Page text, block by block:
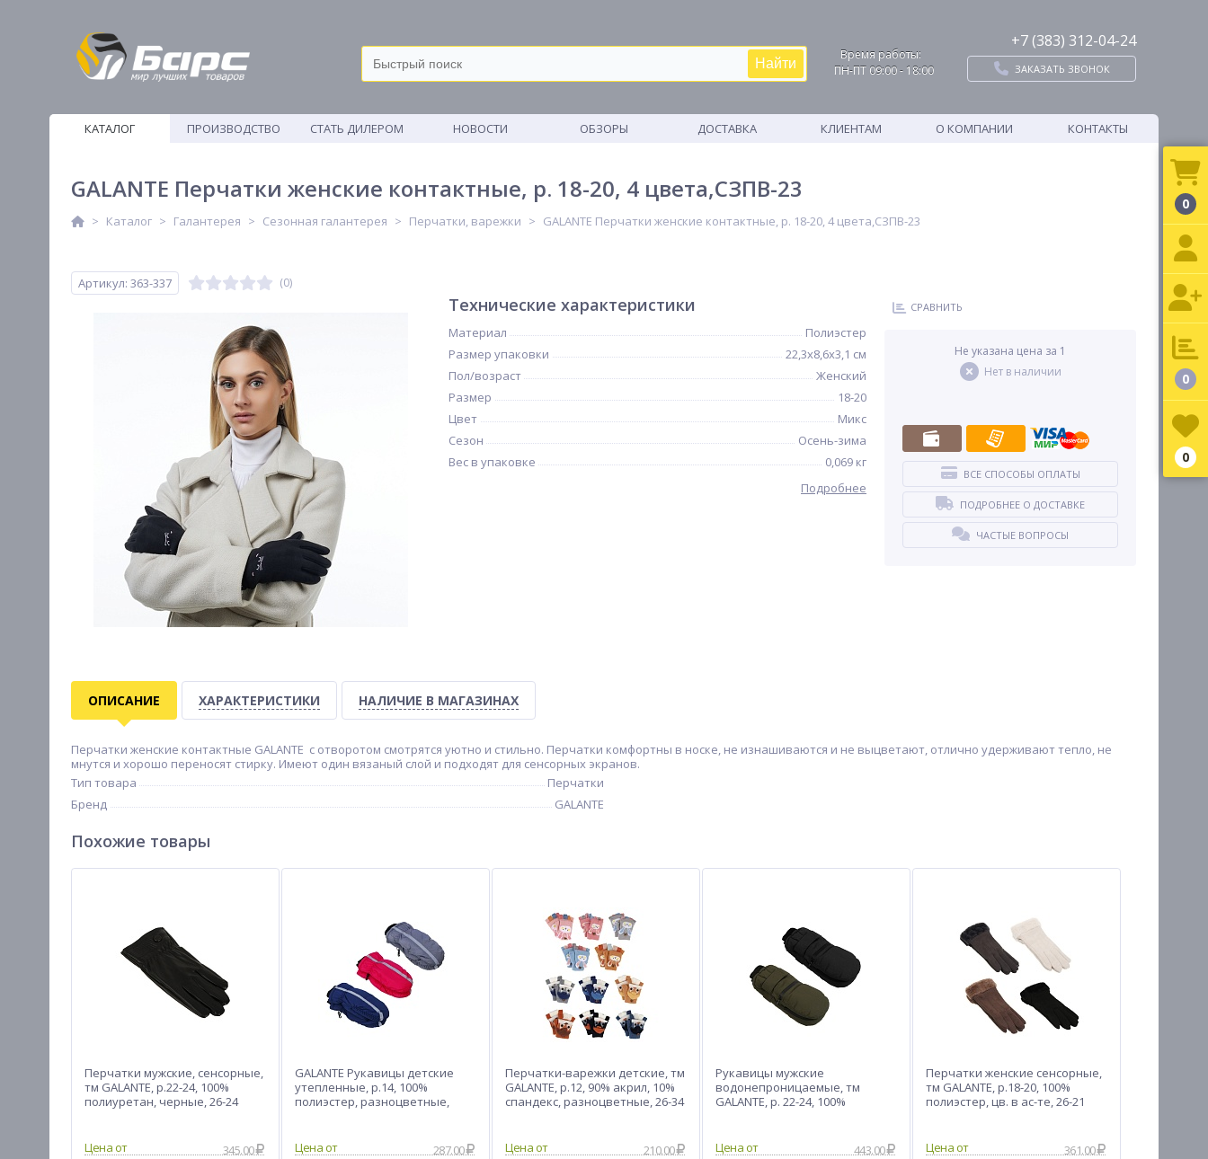
Найти
Время работы:
ПН-ПТ 09:00 - 18:00
+7 (383) 312-04-24
ЗАКАЗАТЬ ЗВОНОК
КАТАЛОГ
ПРОИЗВОДСТВО
СТАТЬ ДИЛЕРОМ НОВОСТИ ОБЗОРЫ ДОСТАВКА КЛИЕНТАМ О КОМПАНИИ КОНТАКТЫ
GALANTE Перчатки женские контактные, р. 18-20, 4 цвета,СЗПВ-23
Каталог Галантерея Сезонная галантерея Перчатки, варежки GALANTE Перчатки женские контактные, р. 18-20, 4 цвета,СЗПВ-23
Артикул: 363-337 (0)
Технические характеристики
Материал
Полиэстер
Размер упаковки
22,3х8,6х3,1 см
Пол/возраст
Женский
Размер
18-20
Цвет
Микс
Сезон
Осень-зима
Вес в упаковке
0,069 кг
Подробнее
СРАВНИТЬ
Не указана цена за 1
Нет в наличии
ВСЕ СПОСОБЫ ОПЛАТЫ
ПОДРОБНЕЕ О ДОСТАВКЕ
ЧАСТЫЕ ВОПРОСЫ
ОПИСАНИЕ ХАРАКТЕРИСТИКИ НАЛИЧИЕ В МАГАЗИНАХ
Перчатки женские контактные GALANTE с отворотом смотрятся уютно и стильно. Перчатки комфортны в носке, не изнашиваются и не выцветают, отлично удерживают тепло, не
мнутся и хорошо переносят стирку. Имеют один вязаный слой и подходят для сенсорных экранов.
Тип товара
Перчатки
Бренд
GALANTE
Похожие товары
Перчатки мужские, сенсорные,
тм GALANTE, р.22-24, 100%
полиуретан, черные, 26-24
Цена от 345.00
GALANTE Рукавицы детские
утепленные, р.14, 100%
полиэстер, разноцветные,
Цена от
287.00
Перчатки-варежки детские, тм
GALANTE, р.12, 90% акрил, 10%
спандекс, разноцветные, 26-34
Цена от 210.00
Рукавицы мужские
водонепроницаемые, тм
GALANTE, р. 22-24, 100%
Цена от
443.00
Перчатки женские сенсорные,
тм GALANTE, р.18-20, 100%
полиэстер, цв. в ас-те, 26-21
Цена от 361.00
0
0
0